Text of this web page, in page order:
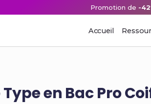
Promotion de -
Accueil
en Bac Pro